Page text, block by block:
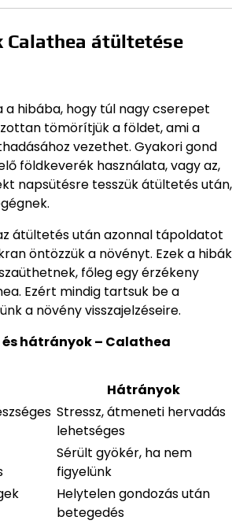
Calathea átültetése
a hibába, hogy túl nagy cserepet
tömörítjük a földet, ami a
vezethet. Gyakori gond
földkeverék használata, vagy az,
napsütésre tesszük átültetés után,
átültetés után azonnal tápoldatot
öntözzük a növényt. Ezek a hibák
főleg egy érzékeny
Ezért mindig tartsuk be a
a növény visszajelzéseire.
hátrányok – Calathea
Hátrányok
Stressz, átmeneti hervadás
lehetséges
Sérült gyökér, ha nem
figyelünk
Helytelen gondozás után
betegedés